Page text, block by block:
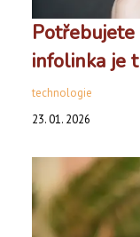
infolinka je
technologie
23. 01. 2026